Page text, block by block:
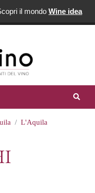
il mondo Wine idea
L'Aquila